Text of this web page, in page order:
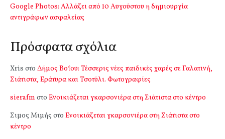
Google Photos: Αλλάζει από 10 Αυγούστου η δημιουργία
αντιγράφων ασφαλείας
Πρόσφατα σχόλια
Xris στο Δήμος Βοΐου: Τέσσερις νέες παιδικές χαρές σε Γαλατινή,
Σιάτιστα, Εράτυρα και Τσοτύλι. Φωτογραφίες
sierafm στο Ενοικιάζεται γκαρσονιέρα στη Σιάτιστα στο κέντρο
Σιμος Μιμής στο Ενοικιάζεται γκαρσονιέρα στη Σιάτιστα στο
κέντρο